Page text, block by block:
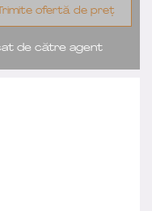
Trimite ofertă de preț
de către agent